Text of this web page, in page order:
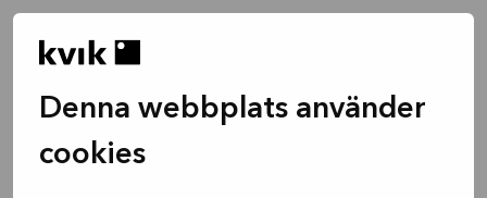
Denna webbplats använder
cookies